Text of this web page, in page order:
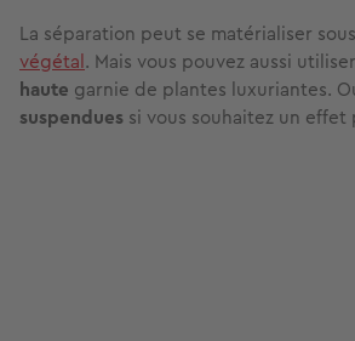
La séparation peut se matérialiser
végétal. Mais vous pouvez aussi
haute garnie de plantes luxuriantes.
suspendues si vous souhaitez un effet